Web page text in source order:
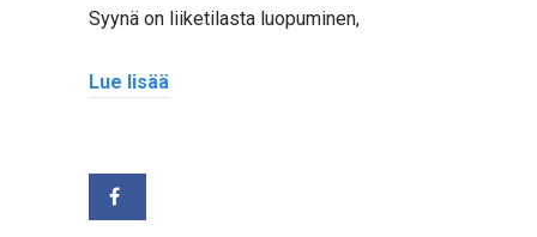
Syynä on liiketilasta luopuminen,
Lue lisää